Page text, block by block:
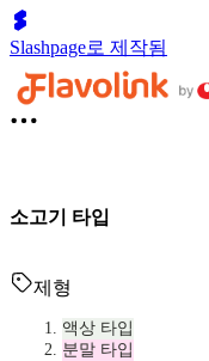
Slashpage로 제작됨
소고기 타입
제형
액상 타입
분말 타입